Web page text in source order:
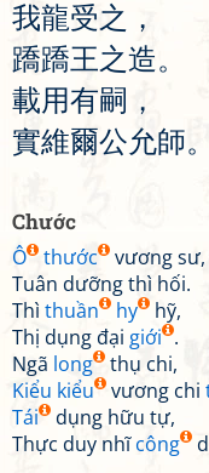
我龍受之 ，
蹻蹻王之造。
載用有嗣 ，
實維爾公允師。
Chước
Ô thước
vương sư,
Tuân dưỡng thì hối.
Thì thuần hy
hỹ,
Thị dụng đại giới .
Ngã long
thụ chi,
Kiểu kiểu
vương chi
Tái
dụng hữu tự,
Thực duy nhĩcông